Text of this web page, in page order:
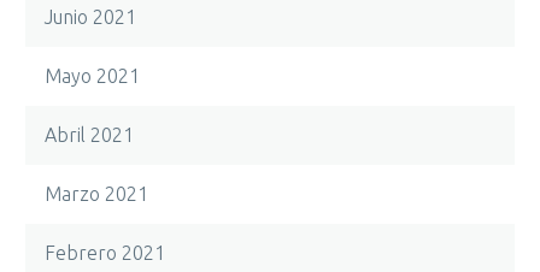
Junio 2021
Mayo 2021
Abril 2021
Marzo 2021
Febrero 2021